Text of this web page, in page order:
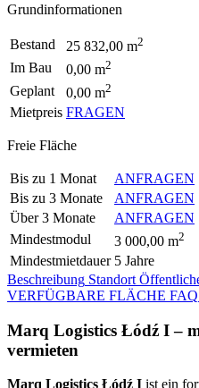
Grundinformationen
Bestand 25 832,00 m2
Im Bau 0,00 m2
Geplant 0,00 m2
Mietpreis FRAGEN
Freie Fläche
Bis zu 1 Monat
ANFRAGEN
Bis zu 3 Monate
ANFRAGEN
Über 3 Monate
ANFRAGEN
Mindestmodul
3 000,00 m2
Mindestmietdauer 5 Jahre
Beschreibung Standort
VERFÜGBARE FLÄCHE FAQ
Marq Logistics Łódź I –
vermieten
Marq Logistics Łódź I ist ein